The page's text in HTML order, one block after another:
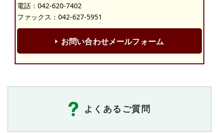
電話： 042-620-7402
ファックス：042-627-5951
お問い合わせメールフォーム
よくあるご質問